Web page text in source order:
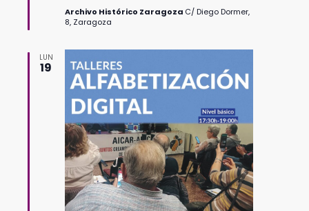
Archivo Histórico Zaragoza C/ Diego Dormer,
8, Zaragoza
LUN
19